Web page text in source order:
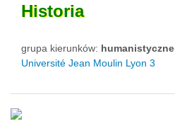
Historia
grupa kierunków: humanistyczne
Université Jean Moulin Lyon 3